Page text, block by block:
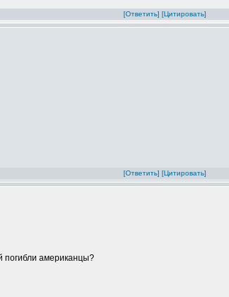
[Ответить] [Цитировать]
[Ответить] [Цитировать]
погибли американцы?